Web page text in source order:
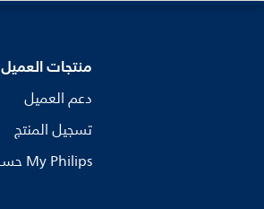
منتجات العميل
دعم العميل
تسجيل المنتج
My Philips حساب